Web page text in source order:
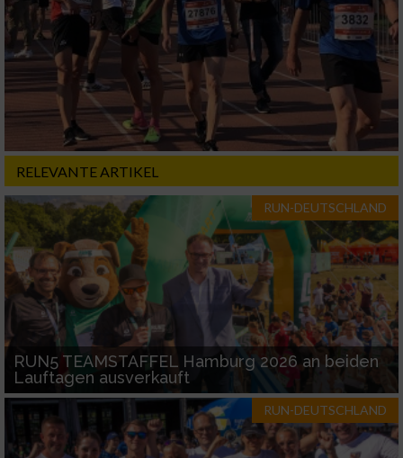
RELEVANTE ARTIKEL
RUN-DEUTSCHLAND
RUN5 TEAMSTAFFEL Hamburg 2026 an beiden
Lauftagen ausverkauft
RUN-DEUTSCHLAND